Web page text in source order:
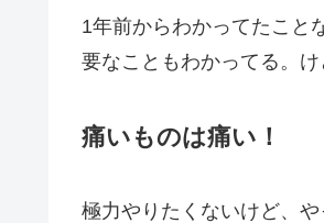
1年前からわかってたこと
要なこともわかってる。け
痛いものは痛い！
極力やりたくないけど、